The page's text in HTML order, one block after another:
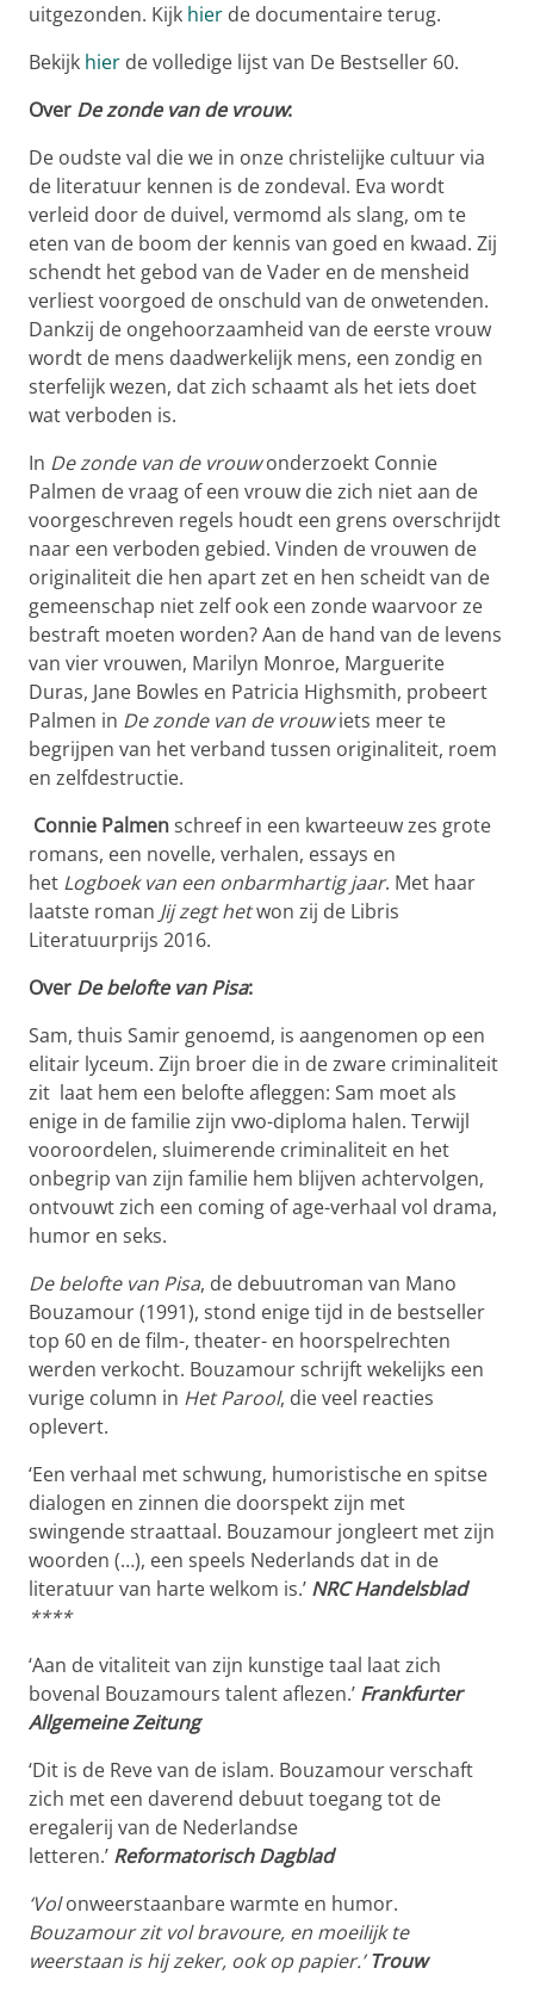
uitgezonden. Kijk hier de documentaire terug.
Bekijk hier de volledige lijst van De Bestseller 60.
Over De zonde van de vrouw:
De oudste val die we in onze christelijke cultuur via
de literatuur kennen is de zondeval. Eva wordt
verleid door de duivel, vermomd als slang, om te
eten van de boom der kennis van goed en kwaad. Zij
schendt het gebod van de Vader en de mensheid
verliest voorgoed de onschuld van de onwetenden.
Dankzij de ongehoorzaamheid van de eerste vrouw
wordt de mens daadwerkelijk mens, een zondig en
sterfelijk wezen, dat zich schaamt als het iets doet
wat verboden is.
In De zonde van de vrouw onderzoekt Connie
Palmen de vraag of een vrouw die zich niet aan de
voorgeschreven regels houdt een grens overschrijdt
naar een verboden gebied. Vinden de vrouwen de
originaliteit die hen apart zet en hen scheidt van de
gemeenschap niet zelf ook een zonde waarvoor ze
bestraft moeten worden? Aan de hand van de levens
van vier vrouwen, Marilyn Monroe, Marguerite
Duras, Jane Bowles en Patricia Highsmith, probeert
Palmen in De zonde van de vrouw iets meer te
begrijpen van het verband tussen originaliteit, roem
en zelfdestructie.
Connie Palmenschreef in een kwarteeuw zes grote
romans, een novelle, verhalen, essays en
het Logboek van een onbarmhartig jaar. Met haar
laatste roman Jij zegt hetwon zij de Libris
Literatuurprijs 2016.
Over De belofte van Pisa:
Sam, thuis Samir genoemd, is aangenomen op een
elitair lyceum. Zijn broer die in de zware criminaliteit
zit laat hem een belofte afleggen: Sam moet als
enige in de familie zijn vwo-diploma halen. Terwijl
vooroordelen, sluimerende criminaliteit en het
onbegrip van zijn familie hem blijven achtervolgen,
ontvouwt zich een coming of age-verhaal vol drama,
humor en seks.
De belofte van Pisa, de debuutroman van Mano
Bouzamour (1991), stond enige tijd in de bestseller
top 60 en de film-, theater- en hoorspelrechten
werden verkocht. Bouzamour schrijft wekelijks een
vurige column in Het Parool, die veel reacties
oplevert.
‘Een verhaal met schwung, humoristische en spitse
dialogen en zinnen die doorspekt zijn met
swingende straattaal. Bouzamour jongleert met zijn
woorden (…), een speels Nederlands dat in de
literatuur van harte welkom is.’ NRC Handelsblad
****
‘Aan de vitaliteit van zijn kunstige taal laat zich
bovenal Bouzamours talent aflezen.’ Frankfurter
Allgemeine Zeitung
‘Dit is de Reve van de islam. Bouzamour verschaft
zich met een daverend debuut toegang tot de
eregalerij van de Nederlandse
letteren.’ Reformatorisch Dagblad
‘Volonweerstaanbare warmte en humor.
Bouzamour zit vol bravoure, en moeilijk te
weerstaan is hij zeker, ook op papier.’Trouw